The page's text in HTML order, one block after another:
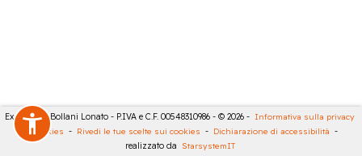
Expert City Bollani Lonato - P.IVA e C.F. 00548310986 - © 2026 - Informativa sulla privacy
Cookies - Rivedi le tue scelte sui cookies - Dichiarazione di accessibilità -
realizzato da StarsystemIT